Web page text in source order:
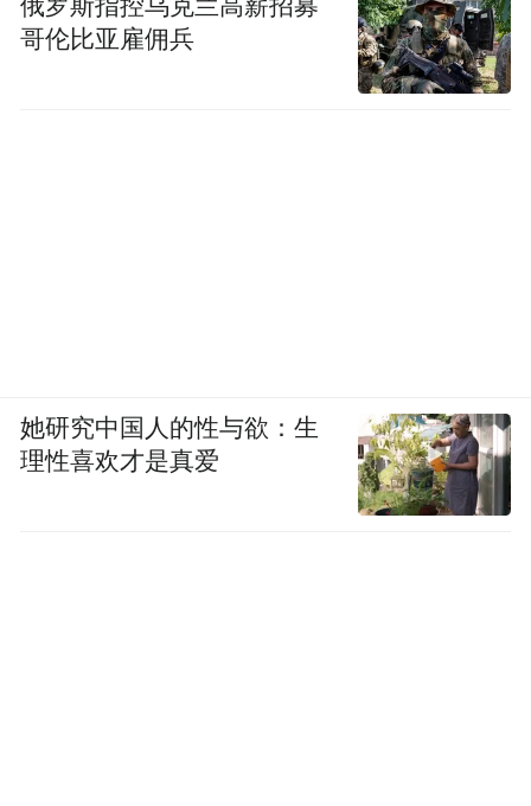
俄罗斯指控乌克兰高薪招募
哥伦比亚雇佣兵
她研究中国人的性与欲：生
理性喜欢才是真爱